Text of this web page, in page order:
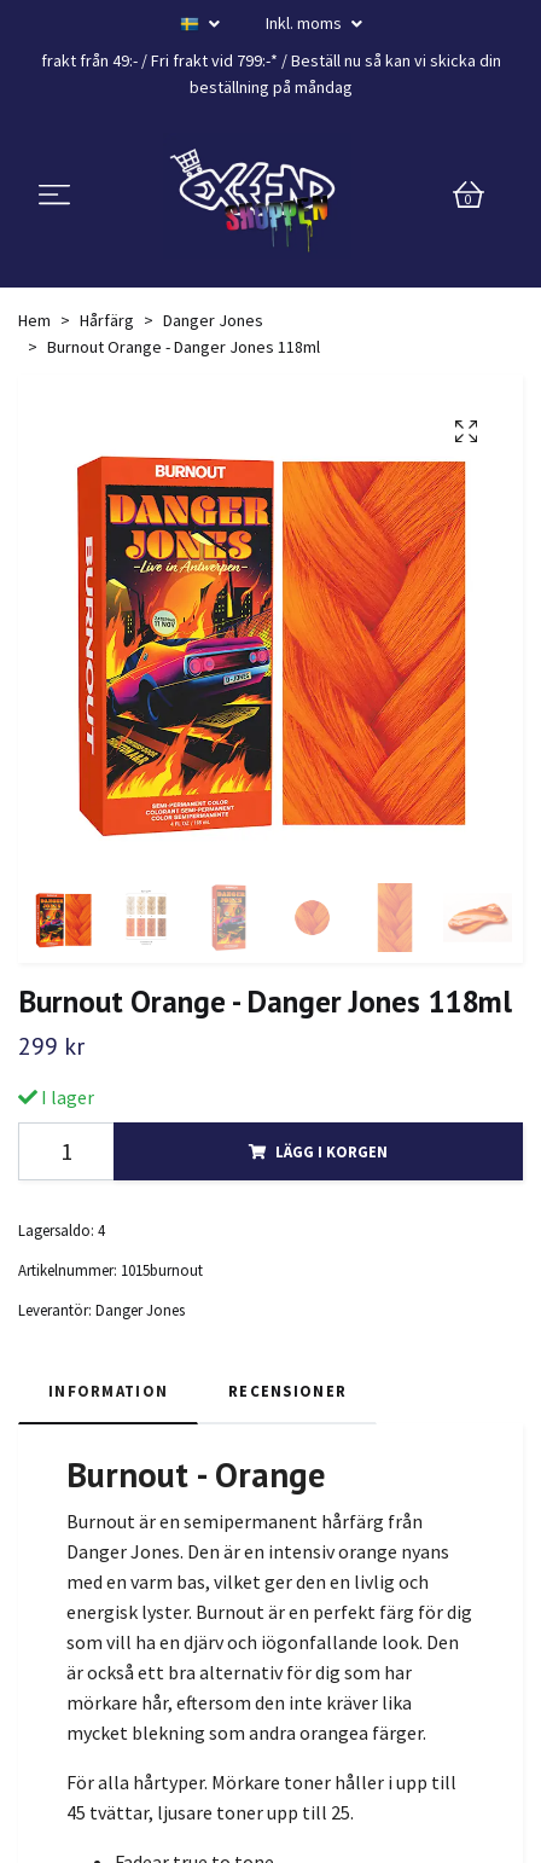
Inkl. moms
frakt från 49:- /Fri frakt vid 799:-* / Beställ nu så kan vi skicka din
beställning på måndag
0
Hem Hårfärg
Danger Jones
Burnout Orange - Danger Jones 118ml
Burnout Orange - Danger Jones 118ml
299 kr
I lager
LÄGG I KORGEN
Lagersaldo: 4
Artikelnummer: 1015burnout
Leverantör: Danger Jones
INFORMATION RECENSIONER
Burnout - Orange
Burnout är en semipermanent hårfärg från
Danger Jones. Den är en intensiv orange nyans
med en varm bas, vilket ger den en livlig och
energisk lyster. Burnout är en perfekt färg för dig
som vill ha en djärv och iögonfallande look. Den
är också ett bra alternativ för dig som har
mörkare hår, eftersom den inte kräver lika
mycket blekning som andra orangea färger.
För alla hårtyper. Mörkare toner håller i upp till
45 tvättar, ljusare toner upp till 25.